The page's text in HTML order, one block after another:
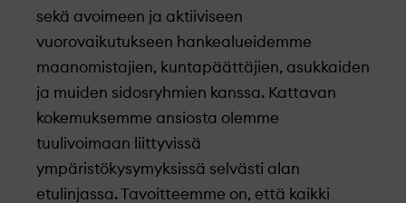
sekä avoimeen ja aktiiviseen
vuorovaikutukseen hankealueidemme
maanomistajien, kuntapäättäjien, asukkaiden
ja muiden sidosryhmien kanssa. Kattavan
kokemuksemme ansiosta olemme
tuulivoimaan liittyvissä
ympäristökysymyksissä selvästi alan
etulinjassa. Tavoitteemme on, että kaikki